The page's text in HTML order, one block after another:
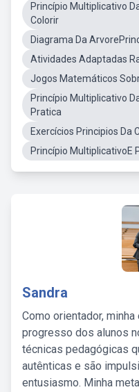
Princípio Multiplicativo
Colorir
Diagrama Da
Atividades Adaptadas
Jogos Matemáticos
Princípio Multiplicativo
Pratica
Exercícios Principios Da
Princípio MultiplicativoE
Sandra
Como orientador,
progresso dos alunos
técnicas pedagógicas
autênticas e são
entusiasmo. Minha